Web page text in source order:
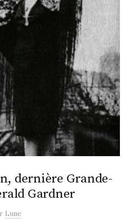
dernière Grande-
Gardner
Lune